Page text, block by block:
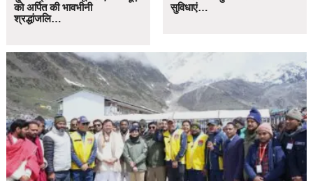
को अर्पित की भावभीनी
श्रद्धांजलि…
सुविधाएं…